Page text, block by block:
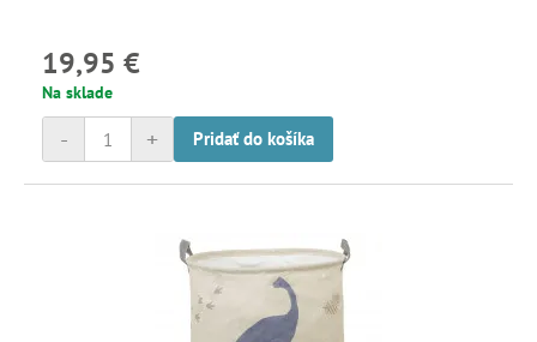
19,95 €
Na sklade
+
- Pridať do košíka